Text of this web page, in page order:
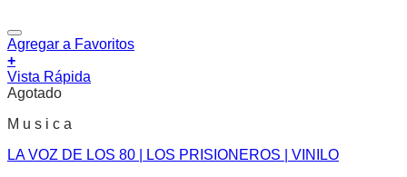
Agregar a Favoritos
+
Vista Rápida
Agotado
M u s i c a
LA VOZ DE LOS 80 | LOS PRISIONEROS | VINILO